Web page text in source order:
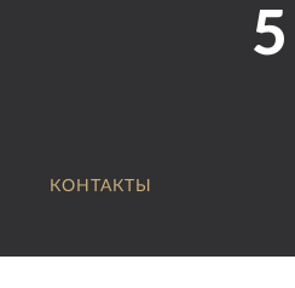
5
КОНТАКТЫ